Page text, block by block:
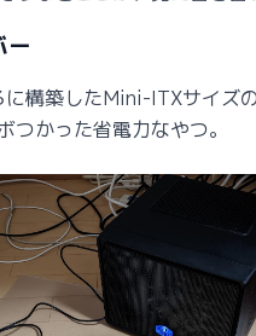
ー
構築したMini-ITXサイズ
つかった省電力なやつ。